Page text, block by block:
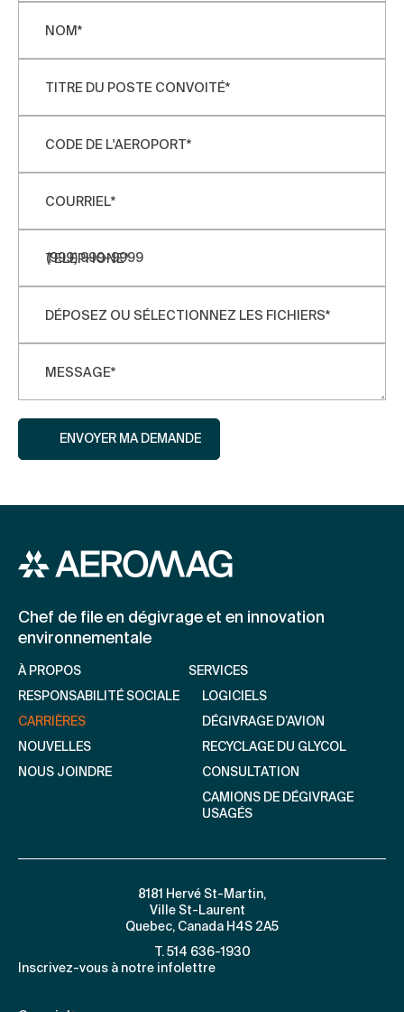
NOM *
TITRE DU POSTE CONVOITÉ*
CODE DE L'AEROPORT*
COURRIEL*
TELEPHONE*
DÉPOSEZ OU SÉLECTIONNEZ LES FICHIERS*
MESSAGE*
ENVOYER MA DEMANDE
Chef de file en dégivrage et en innovation
environnementale
À PROPOS
RESPONSABILITÉ SOCIALE
CARRIÈRES
NOUVELLES
NOUS JOINDRE
SERVICES
LOGICIELS
DÉGIVRAGE D’AVION
RECYCLAGE DU GLYCOL
CONSULTATION
CAMIONS DE DÉGIVRAGE
USAGÉS
8181 Hervé St-Martin,
Ville St-Laurent
Quebec, Canada H4S 2A5
T. 514 636-1930
Inscrivez-vous à notre infolettre